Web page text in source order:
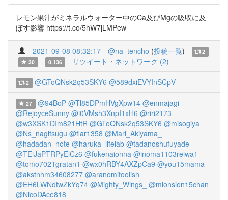
レモン果汁がミネラルウォーター中のCa及びMgの吸収に及
ぼす影響 https://t.co/5hW7jLMPew
2021-09-08 08:32:17 @na_tencho (投稿一覧)
2
30
0.136 リツイート・ネットワーク (2)
2 @GToQNsk2q53SKY6 @589dxiEVYInSCpV
27 @94BoP @Tl85DPmHVgXpw14 @enmajagi
@RejoyceSunny @i0VMsh3XnpI1xH6 @riri2173
@w3XSK1DIm821HtR @GToQNsk2q53SKY6 @misogiya
@Ns_nagitsugu @flar1358 @Mari_Akiyama_
@hadadan_note @haruka_lifelab @tadanoshufuyade
@TEiJaPTRPyElCz6 @fukenaionna @inoma1103reiwa1
@tomo7021gratan1 @wx0hRBY4AXZpCa9 @you15mama
@akstnhm34608277 @aranomifoolish
@EH6LWNdtwZkYq74 @Mighty_Wings_ @mionsion15chan
@NicoDAce818